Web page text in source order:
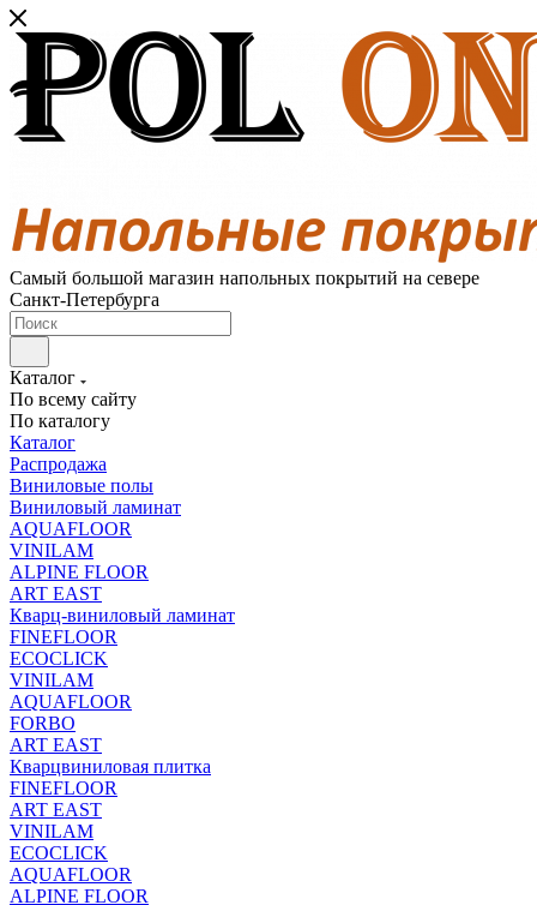
Самый большой магазин напольных покрытий на севере
Санкт-Петербурга
Каталог
По всему сайту
По каталогу
Каталог
Распродажа
Виниловые полы
Виниловый ламинат
AQUAFLOOR
VINILAM
ALPINE FLOOR
ART EAST
Кварц-виниловый ламинат
FINEFLOOR
ECOCLICK
VINILAM
AQUAFLOOR
FORBO
ART EAST
Кварцвиниловая плитка
FINEFLOOR
ART EAST
VINILAM
ECOCLICK
AQUAFLOOR
ALPINE FLOOR